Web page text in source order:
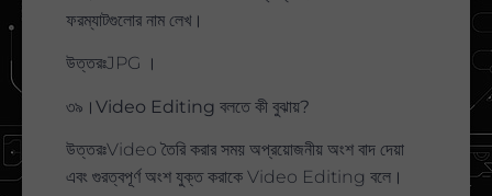
ফরম্যাটগুলোর নাম লেখ।
উত্তরঃJPG ।
৩৯।Video Editing বলতে কী বুঝায়?
উত্তরঃVideo তৈরি করার সময় অপ্রয়োজনীয় অংশ বাদ দেয়া
এবং গুরত্বপূর্ণ অংশ যুক্ত করাকে Video Editing বলে।